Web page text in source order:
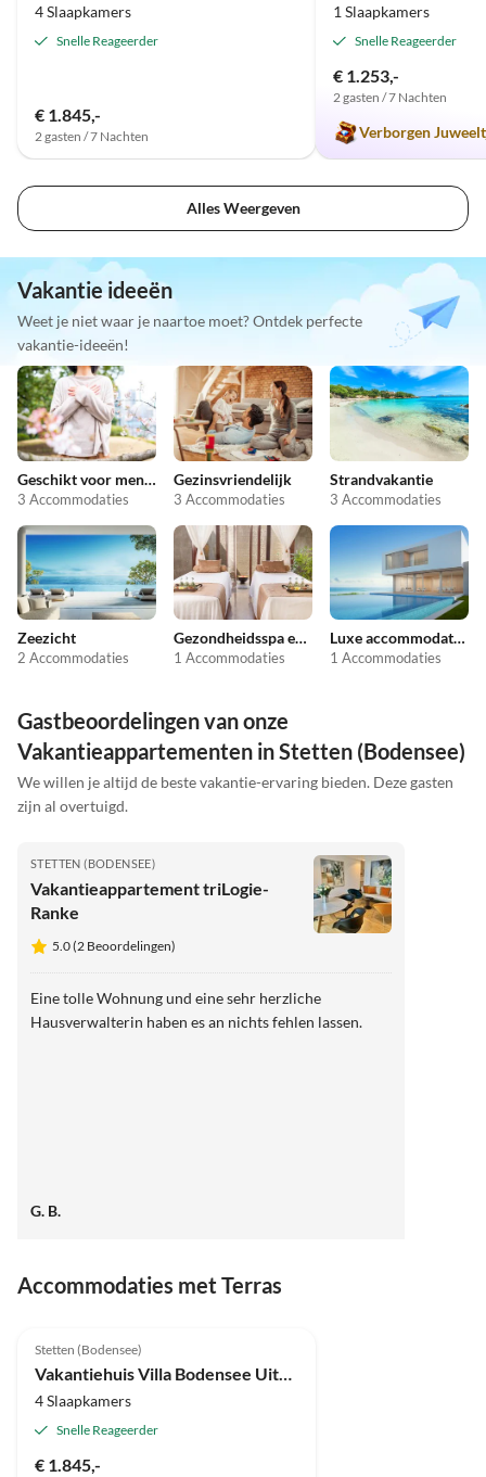
4 Slaapkamers
Snelle Reageerder
€ 1.845,-
2 gasten / 7 Nachten
1 Slaapkamers
Snelle Reageerder
€ 1.253,-
2 gasten / 7 Nachten
Verborgen
Alles Weergeven
Vakantie ideeën
Weet je niet waar je naartoe moet? Ontdek perfecte
vakantie-ideeën!
Geschikt voor mensen met allergieën
3 Accommodaties
Gezinsvriendelijk
3 Accommodaties
Strandvakantie
3 Accommodaties
Zeezicht
2 Accommodaties
Gezondheidsspa en schoonheid
1 Accommodaties
Luxe accommodaties
1 Accommodaties
Gastbeoordelingen van onze
Vakantieappartementen in Stetten (Bodensee)
We willen je altijd de beste vakantie-ervaring bieden. Deze gasten
zijn al overtuigd.
STETTEN (BODENSEE)
Vakantieappartement triLogie-
Ranke
5.0 (2 Beoordelingen)
Eine tolle Wohnung und eine sehr herzliche
Hausverwalterin haben es an nichts fehlen lassen.
G. B.
Accommodaties met Terras
Prijs voor 2025
Stetten (Bodensee)
Vakantiehuis Villa Bodensee Uitzicht
4 Slaapkamers
Snelle Reageerder
€ 1.845,-